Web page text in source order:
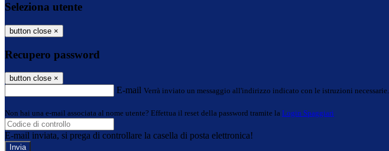
Seleziona utente
button close ×
Recupero password
button close ×
E-mail Verrà inviato un messaggio all'indirizzo indicato con le istruzioni necessarie.
Non hai una e-mail associata al nome utente? Effettua il reset della password tramite la Login Spaggiari
E-mail inviata, si prega di controllare la casella di posta elettronica!